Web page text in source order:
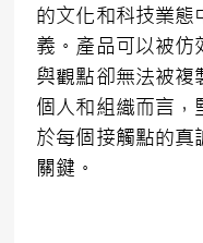
的文化和科技業態
義。產品可以被
與觀點卻無法被
個人和組織而言
於每個接觸點的
關鍵。